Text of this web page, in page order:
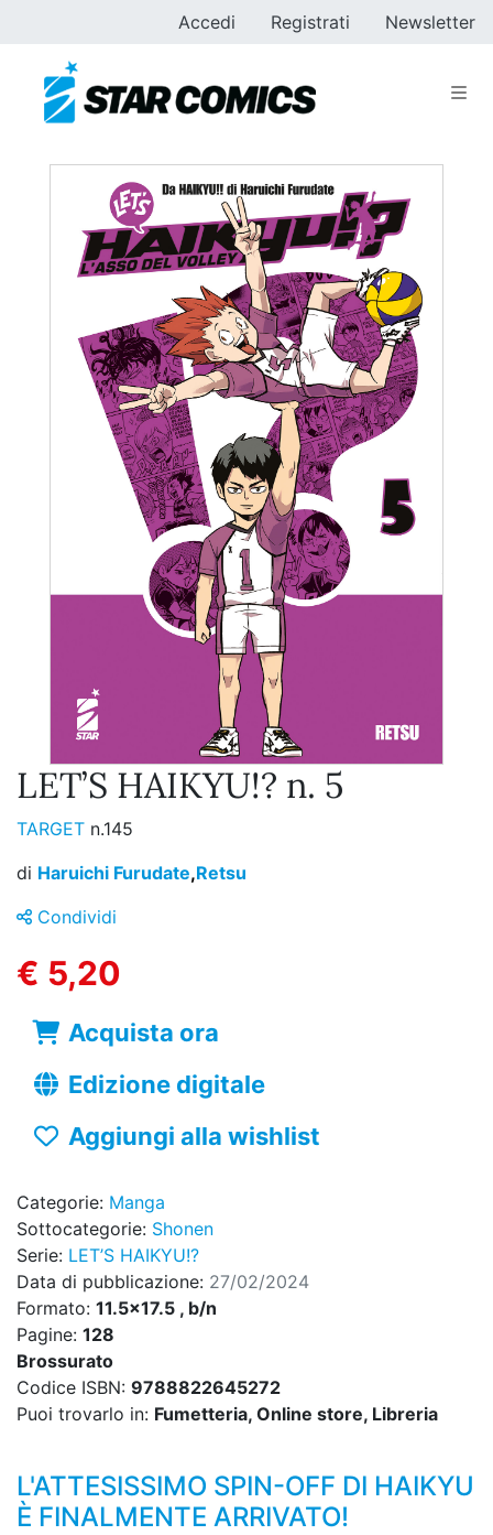
Accedi Registrati Newsletter
LET’S HAIKYU!? n. 5
TARGET n.145
di Haruichi Furudate,Retsu
Condividi
€ 5,20
Acquista ora
Edizione digitale
Aggiungi alla wishlist
Categorie: Manga
Sottocategorie: Shonen
Serie: LET’S HAIKYU!?
Data di pubblicazione: 27/02/2024
Formato: 11.5x17.5 , b/n
Pagine: 128
Brossurato
Codice ISBN: 9788822645272
Puoi trovarlo in: Fumetteria, Online store, Libreria
L'ATTESISSIMO SPIN-OFF DI HAIKYU
È FINALMENTE ARRIVATO!